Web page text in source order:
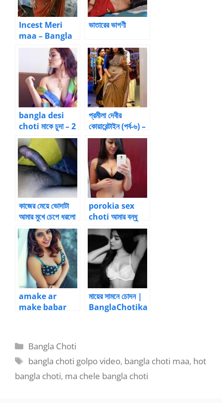
Incest Meri
maa – Bangla
Choti Kahini
ভাতারের ভাগণী
bangla desi
choti মাকে চুদা – 2
by ইমরান হোসেন
প্রমীলা দেবীর
কোয়ারেন্টাইন (পর্ব-৬) –
আত্মকাহিনী
কাজের মেয়ে ভোদাটা
আমার মুখে চেপে ধরলো
porokia sex
choti আমার বন্ধু
মায়ের নাগর – 1 by
Sudeshna
Biswash |
Bangla choti
kahini
amake ar
make babar
hini
মায়ের সামনে চোদন |
BanglaChotika
Categories
Bangla Choti
Tags
bangla choti golpo video, bangla choti maa, hot
bangla choti, ma chele bangla choti